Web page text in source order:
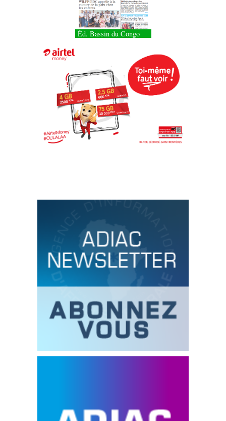
Éd. Bassin du Congo